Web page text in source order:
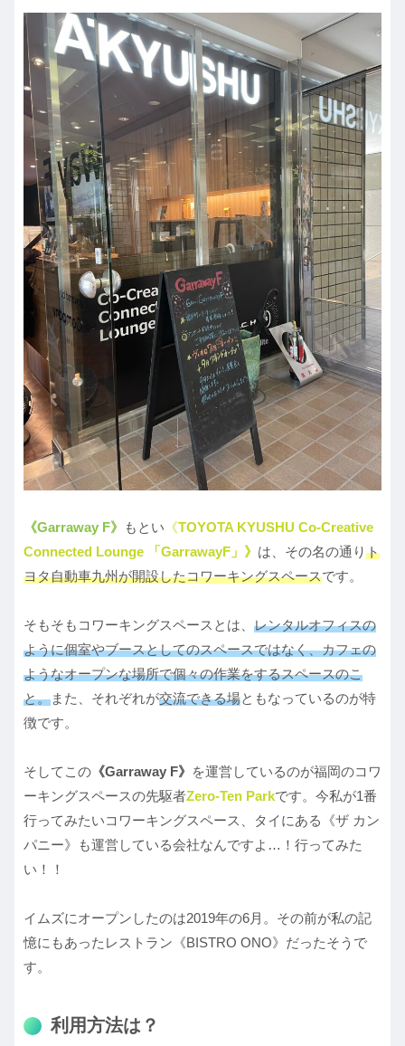
《Garraway F》 もとい 《TOYOTA KYUSHU Co-Creative
Connected Lounge 「GarrawayF」》 は、その名の通りト
ヨタ自動車九州が開設したコワーキングスペースです。
そもそもコワーキングスペースとは、 レンタルオフィスの
ように個室やブースとしてのスペースではなく、カフェの
ようなオープンな場所で個々の作業をするスペースのこ
と。また、それぞれが交流できる場ともなっているのが特
徴です。
そしてこの 《Garraway F》 を運営しているのが福岡のコワ
ーキングスペースの先駆者Zero-Ten Parkです。今私が1番
行ってみたいコワーキングスペース、タイにある《ザ カン
パニー》も運営している会社なんですよ…！行ってみた
い！！
イムズにオープンしたのは2019年の6月。その前が私の記
憶にもあったレストラン《BISTRO ONO》だったそうで
す。
利用方法は？